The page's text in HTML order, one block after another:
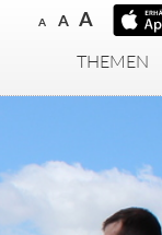
A A A
THEMEN